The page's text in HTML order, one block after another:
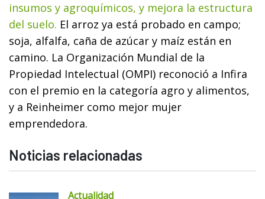
insumos y agroquímicos, y mejora la estructura
del suelo. El arroz ya está probado en campo;
soja, alfalfa, caña de azúcar y maíz están en
camino. La Organización Mundial de la
Propiedad Intelectual (OMPI) reconoció a Infira
con el premio en la categoría agro y alimentos,
y a Reinheimer como mejor mujer
emprendedora.
Noticias relacionadas
Actualidad